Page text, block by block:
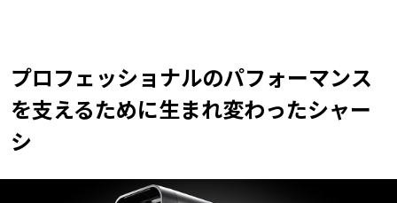
プロフェッショナルのパフォーマンス
を支えるために生まれ変わったシャー
シ